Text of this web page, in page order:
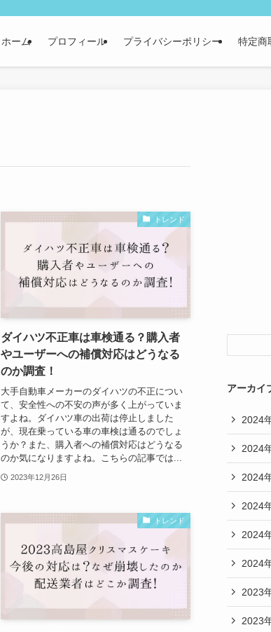
ホーム プロフィール プライバシーポリシー 特定商
トレンド
ダイハツ不正車は車検通る？購入者
やユーザーへの補償対応はどうなる
のか調査！
大手自動車メーカーのダイハツの不正につい
て、安全性への不安の声が多く上がっていま
すよね。ダイハツ車の出荷は停止しました
が、現在乗っている車の車検は通るのでしょ
うか？また、購入者への補償対応はどうなる
のか気になりますよね。こちらの記事では...
2023年12月26日
トレンド
アーカイ
2024
2024
2024
2024
2024
2024
2023
2023